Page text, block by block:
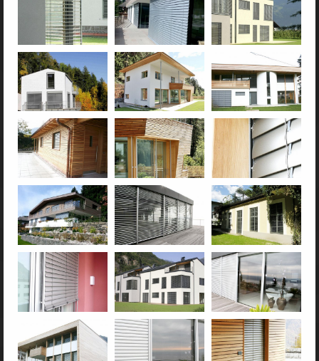
Para sole e vento
Soluzioni speciali